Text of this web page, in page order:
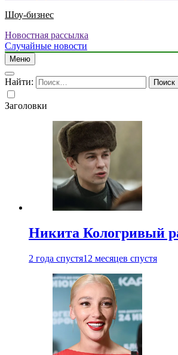
Шоу-бизнес
Новостная рассылка
Случайные новости
Меню
Найти:
Заголовки
Никита Кологривый
2 года спустя12 месяцев спустя